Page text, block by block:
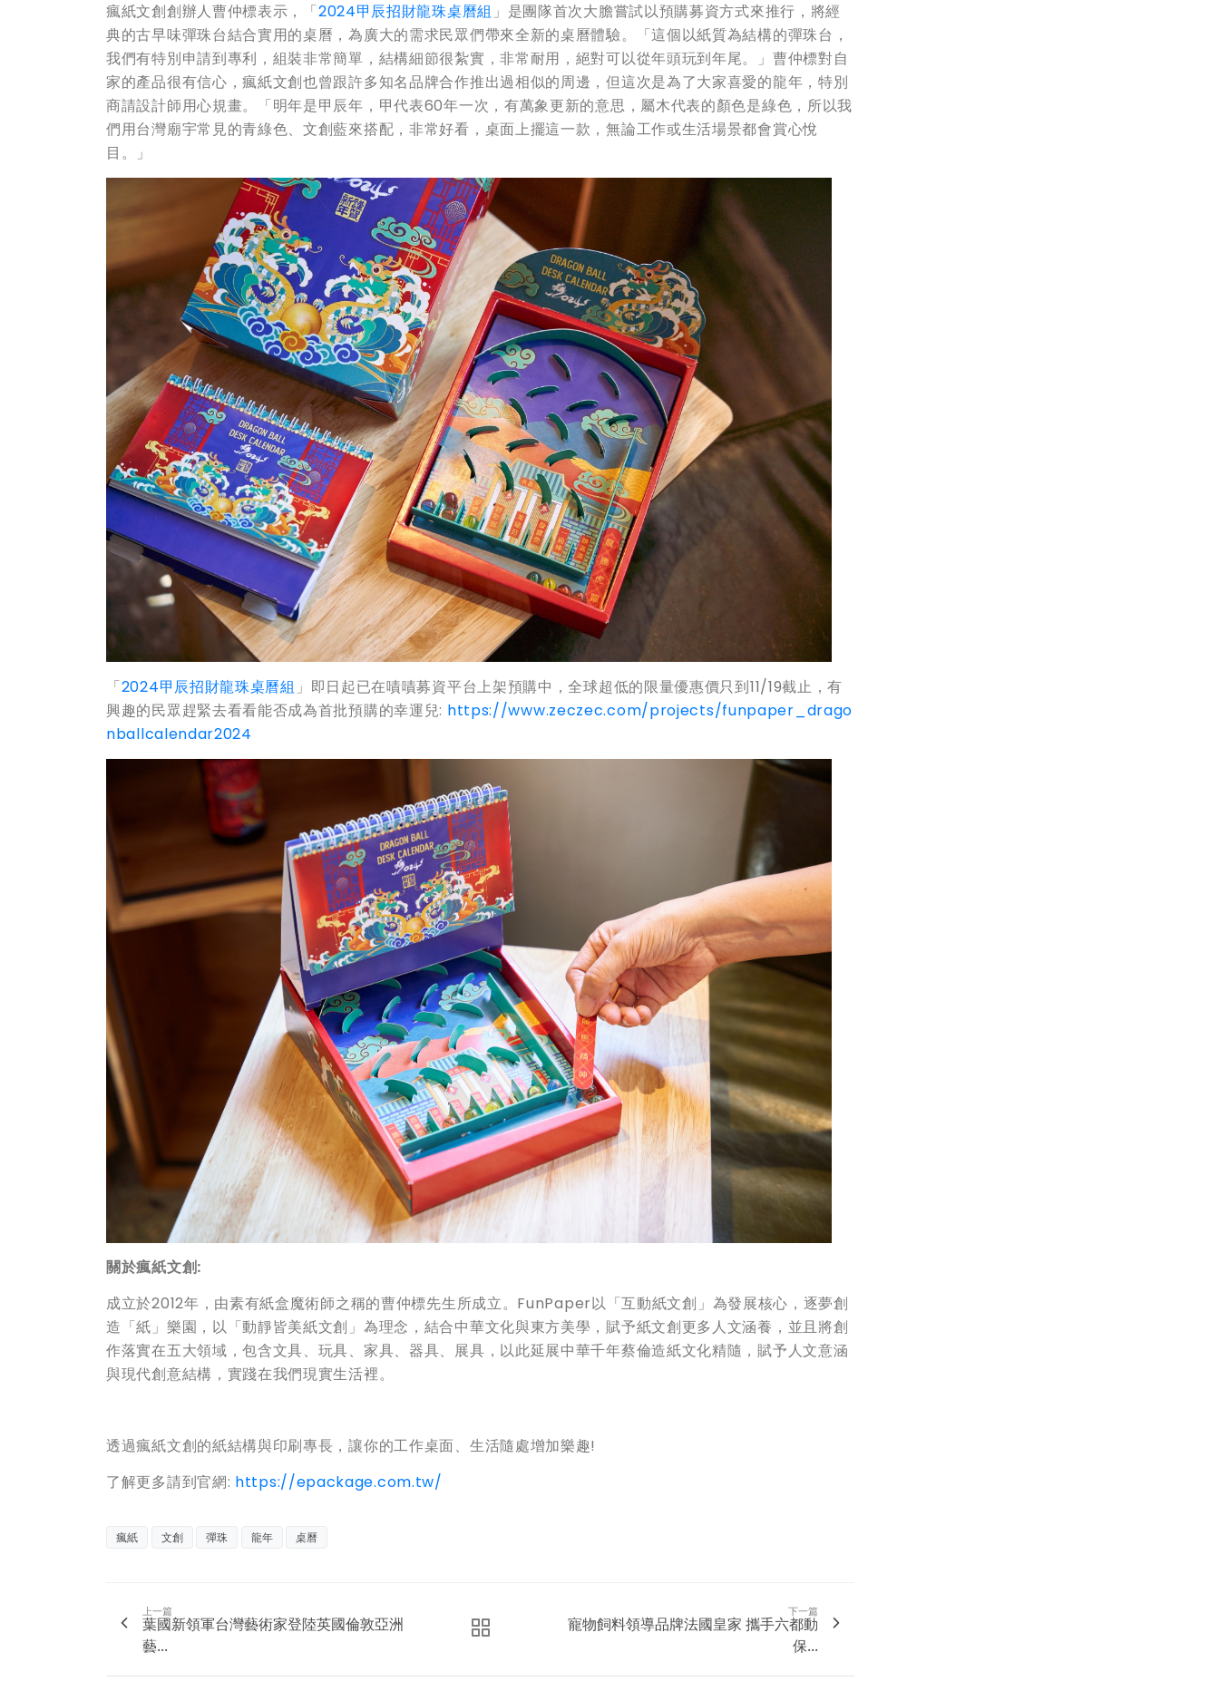
瘋紙文創創辦人曹仲標表示，「2024甲辰招財龍珠桌曆組 」是團隊首次大膽嘗試以預購募資方式來推行，將經
典的古早味彈珠台結合實用的桌曆，為廣大的需求民眾們帶來全新的桌曆體驗。「這個以紙質為結構的彈珠台，
我們有特別申請到專利，組裝非常簡單，結構細節很紮實，非常耐用，絕對可以從年頭玩到年尾。」曹仲標對自
家的產品很有信心，瘋紙文創也曾跟許多知名品牌合作推出過相似的周邊，但這次是為了大家喜愛的龍年，特別
商請設計師用心規畫。「明年是甲辰年，甲代表60年一次，有萬象更新的意思，屬木代表的顏色是綠色，所以我
們用台灣廟宇常見的青綠色、文創藍來搭配，非常好看，桌面上擺這一款，無論工作或生活場景都會賞心悅
目。」
「2024甲辰招財龍珠桌曆組 」即日起已在嘖嘖募資平台上架預購中，全球超低的限量優惠價只到11/19截止，有
興趣的民眾趕緊去看看能否成為首批預購的幸運兒: https://www.zeczec.com/projects/funpaper_drago
nballcalendar2024
關於瘋紙文創:
成立於2012年，由素有紙盒魔術師之稱的曹仲標先生所成立。FunPaper以「互動紙文創」為發展核心，逐夢創
造「紙」樂園，以「動靜皆美紙文創」為理念，結合中華文化與東方美學，賦予紙文創更多人文涵養，並且將創
作落實在五大領域，包含文具、玩具、家具、器具、展具，以此延展中華千年蔡倫造紙文化精隨，賦予人文意涵
與現代創意結構，實踐在我們現實生活裡。
透過瘋紙文創的紙結構與印刷專長，讓你的工作桌面、生活隨處增加樂趣!
了解更多請到官網: https://epackage.com.tw/
瘋紙 文創 彈珠 龍年 桌曆
上一篇
葉國新領軍台灣藝術家登陸英國倫敦亞洲
藝...
下一篇
寵物飼料領導品牌法國皇家 攜手六都動
保...